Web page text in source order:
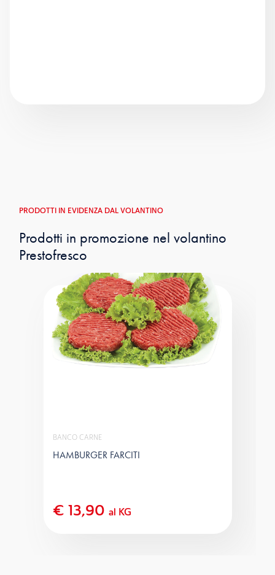
PRODOTTI IN EVIDENZA DAL VOLANTINO
Prodotti in promozione nel volantino
Prestofresco
BANCO CARNE
HAMBURGER FARCITI
€ 13,90 al KG